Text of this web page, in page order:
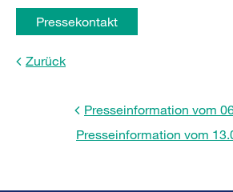
Pressekontakt
Zurück
Presseinformation vom
Presseinformation vom